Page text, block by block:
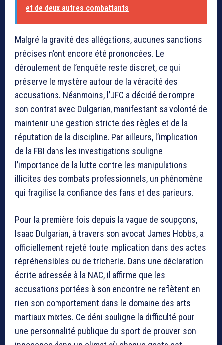
et de deux autres combattants
Malgré la gravité des allégations, aucunes sanctions
précises n’ont encore été prononcées. Le
déroulement de l’enquête reste discret, ce qui
préserve le mystère autour de la véracité des
accusations. Néanmoins, l’UFC a décidé de rompre
son contrat avec Dulgarian, manifestant sa volonté de
maintenir une gestion stricte des règles et de la
réputation de la discipline. Par ailleurs, l’implication
de la FBI dans les investigations souligne
l’importance de la lutte contre les manipulations
illicites des combats professionnels, un phénomène
qui fragilise la confiance des fans et des parieurs.
Pour la première fois depuis la vague de soupçons,
Isaac Dulgarian, à travers son avocat James Hobbs, a
officiellement rejeté toute implication dans des actes
répréhensibles ou de tricherie. Dans une déclaration
écrite adressée à la NAC, il affirme que les
accusations portées à son encontre ne reflètent en
rien son comportement dans le domaine des arts
martiaux mixtes. Ce déni souligne la difficulté pour
une personnalité publique du sport de prouver son